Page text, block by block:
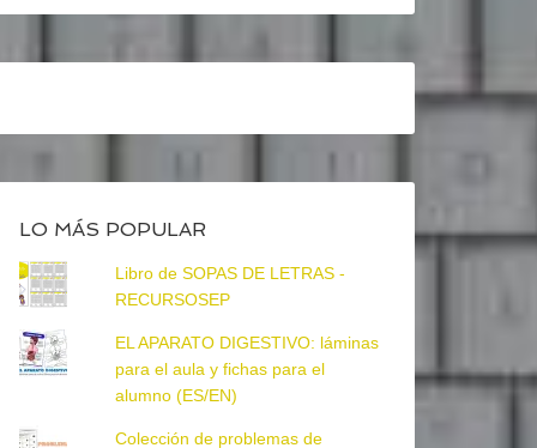
LO MÁS POPULAR
Libro de SOPAS DE LETRAS -
RECURSOSEP
EL APARATO DIGESTIVO: láminas
para el aula y fichas para el
alumno (ES/EN)
Colección de problemas de